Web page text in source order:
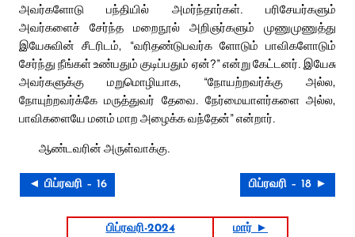
அவர்களோடு பந்தியில் அமர்ந்தார்கள். பரிசேயர்களும்
அவர்களைச் சேர்ந்த மறைநூல் அறிஞர்களும் முணுமுணுத்து
இயேசுவின் சீடரிடம், “வரிதண்டுபவர்க ளோடும் பாவிகளோடும்
சேர்ந்து நீங்கள் உண்பதும் குடிப்பதும் ஏன்?” என்று கேட்டனர். இயேசு
அவர்களுக்கு மறுமொழியாக, “நோயற்றவர்க்கு அல்ல,
நோயுற்றவர்க்கே மருத்துவர் தேவை. நேர்மையாளர்களை அல்ல,
பாவிகளையே மனம் மாற அழைக்க வந்தேன்” என்றார்.
ஆண்டவரின் அருள்வாக்கு.
◄ பிப்ரவரி – 16 பிப்ரவரி – 18 ►
பிப்ரவரி-2024
மார் ►